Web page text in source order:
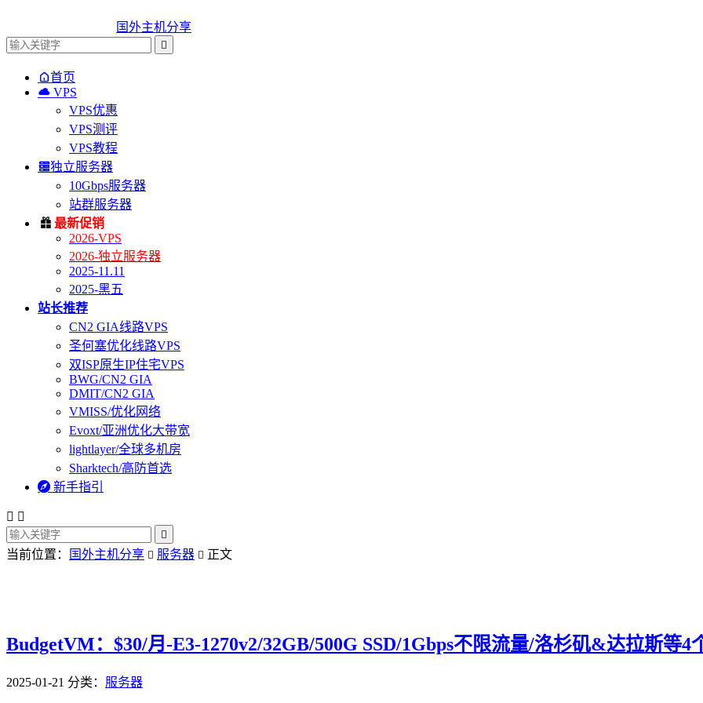
国外主机分享

首页
 VPS
VPS优惠
VPS测评
VPS教程
独立服务器
10Gbps服务器
站群服务器
 最新促销
2026-VPS
2026-独立服务器
2025-11.11
2025-黑五
站长推荐
CN2 GIA线路VPS
圣何塞优化线路VPS
双ISP原生IP住宅VPS
BWG/CN2 GIA
DMIT/CN2 GIA
VMISS/优化网络
Evoxt/亚洲优化大带宽
lightlayer/全球多机房
Sharktech/高防首选
 新手指引
 

当前位置： 国外主机分享  服务器  正文
BudgetVM：$30/月-E3-1270v2/32GB/500G SSD/1Gbps不限流量/洛杉矶&达拉斯等4
2025-01-21 分类： 服务器